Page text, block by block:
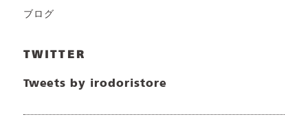
ブログ
TWITTER
Tweets by irodoristore